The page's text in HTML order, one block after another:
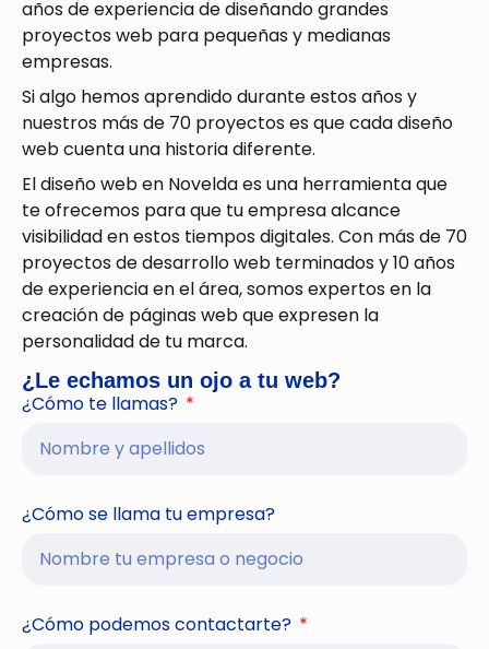
años de experiencia de diseñando grandes
proyectos web para pequeñas y medianas
empresas.
Si algo hemos aprendido durante estos años y
nuestros más de 70 proyectos es que cada diseño
web cuenta una historia diferente.
El diseño web en Novelda es una herramienta que
te ofrecemos para que tu empresa alcance
visibilidad en estos tiempos digitales. Con más de 70
proyectos de desarrollo web terminados y 10 años
de experiencia en el área, somos expertos en la
creación de páginas web que expresen la
personalidad de tu marca.
¿Le echamos un ojo a tu web?
¿Cómo te llamas?
¿Cómo se llama tu empresa?
¿Cómo podemos contactarte?